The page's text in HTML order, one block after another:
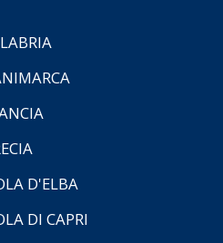
D'ELBA
DI CAPRI